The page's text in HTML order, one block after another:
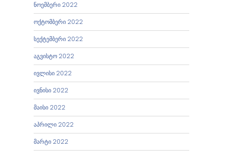
ნოემბერი 2022
ოქტომბერი 2022
სექტემბერი 2022
აგვისტო 2022
ივლისი 2022
ივნისი 2022
მაისი 2022
აპრილი 2022
მარტი 2022